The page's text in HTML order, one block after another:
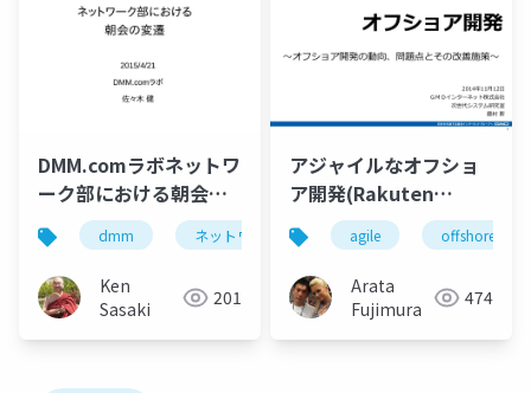
DMM.comラボネットワ
ーク部における朝会の
変遷
dmm ネットワーク 朝会
Ken
Sasaki
201
アジャイルなオフショ
ア開発(Rakuten
techtalk)
agile offshore
Arata
Fujimura
474